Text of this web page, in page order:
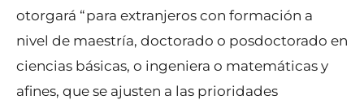
otorgará “para extranjeros con formación a
nivel de maestría, doctorado o posdoctorado en
ciencias básicas, o ingeniera o matemáticas y
afines, que se ajusten a las prioridades